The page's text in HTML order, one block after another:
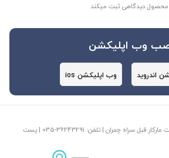
محصول دیدگاهی ثبت میکند
وب اپلیکشن
اندروید وب اپلیکشن ios
آدرس: یزد خیابان کاشانی از سمت مارکار قبل سراه چمران | تلفن: ‎035-36243291 | پست